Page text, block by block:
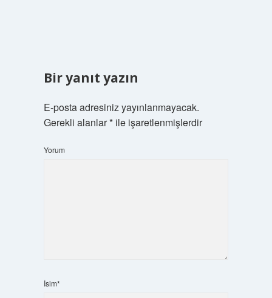
Bir yanıt yazın
E-posta adresiniz yayınlanmayacak.
Gerekli alanlar*ile işaretlenmişlerdir
Yorum
İsim*